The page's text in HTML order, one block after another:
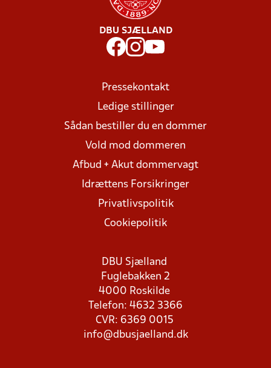
DBU SJÆLLAND
Pressekontakt
Ledige stillinger
Sådan bestiller du en dommer
Vold mod dommeren
Afbud + Akut dommervagt
Idrættens Forsikringer
Privatlivspolitik
Cookiepolitik
DBU Sjælland
Fuglebakken 2
4000 Roskilde
Telefon: 4632 3366
CVR: 6369 0015
info@dbusjaelland.dk